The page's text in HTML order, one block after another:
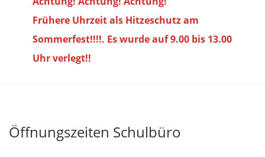
Frühere Uhrzeit als Hitzeschutz am
Sommerfest!!!!. Es wurde auf 9.00 bis 13.00
Uhr verlegt!!
Öffnungszeiten Schulbüro